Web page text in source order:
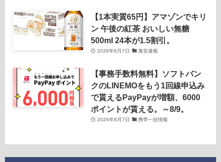
【1本実質65円】アマゾンでキリ
ン 午後の紅茶 おいしい無糖
500ml 24本が1.5割引。
2026年8月7日 激安速報
【事務手数料無料】ソフトバン
クのLINEMOをもう1回線申込み
で貰えるPayPayが増額、6000
ポイントが貰える。～8/9。
2026年8月7日 携帯一括情報